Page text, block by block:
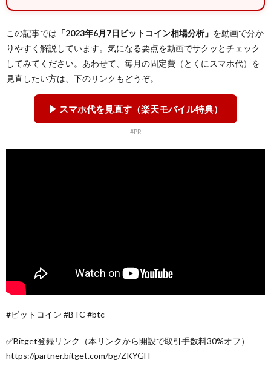
この記事では 「2023年6月7日ビットコイン相場分析」 を動画で分か
りやすく解説しています。気になる要点を動画でサクッとチェック
してみてください。あわせて、毎月の固定費（とくにスマホ代）を
見直したい方は、下のリンクもどうぞ。
▶ スマホ代を見直す（楽天モバイル特典）
#PR
#ビットコイン #BTC #btc
✅Bitget登録リンク（本リンクから開設で取引手数料30%オフ）
https://partner.bitget.com/bg/ZKYGFF